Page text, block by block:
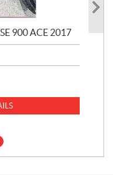
900 ACE 2017